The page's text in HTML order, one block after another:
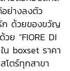
อย่างลงตัว
ก ด้วยของขวัญ
ย “FIORE DI
น boxset ราคา
ตร์ทุกสาขา